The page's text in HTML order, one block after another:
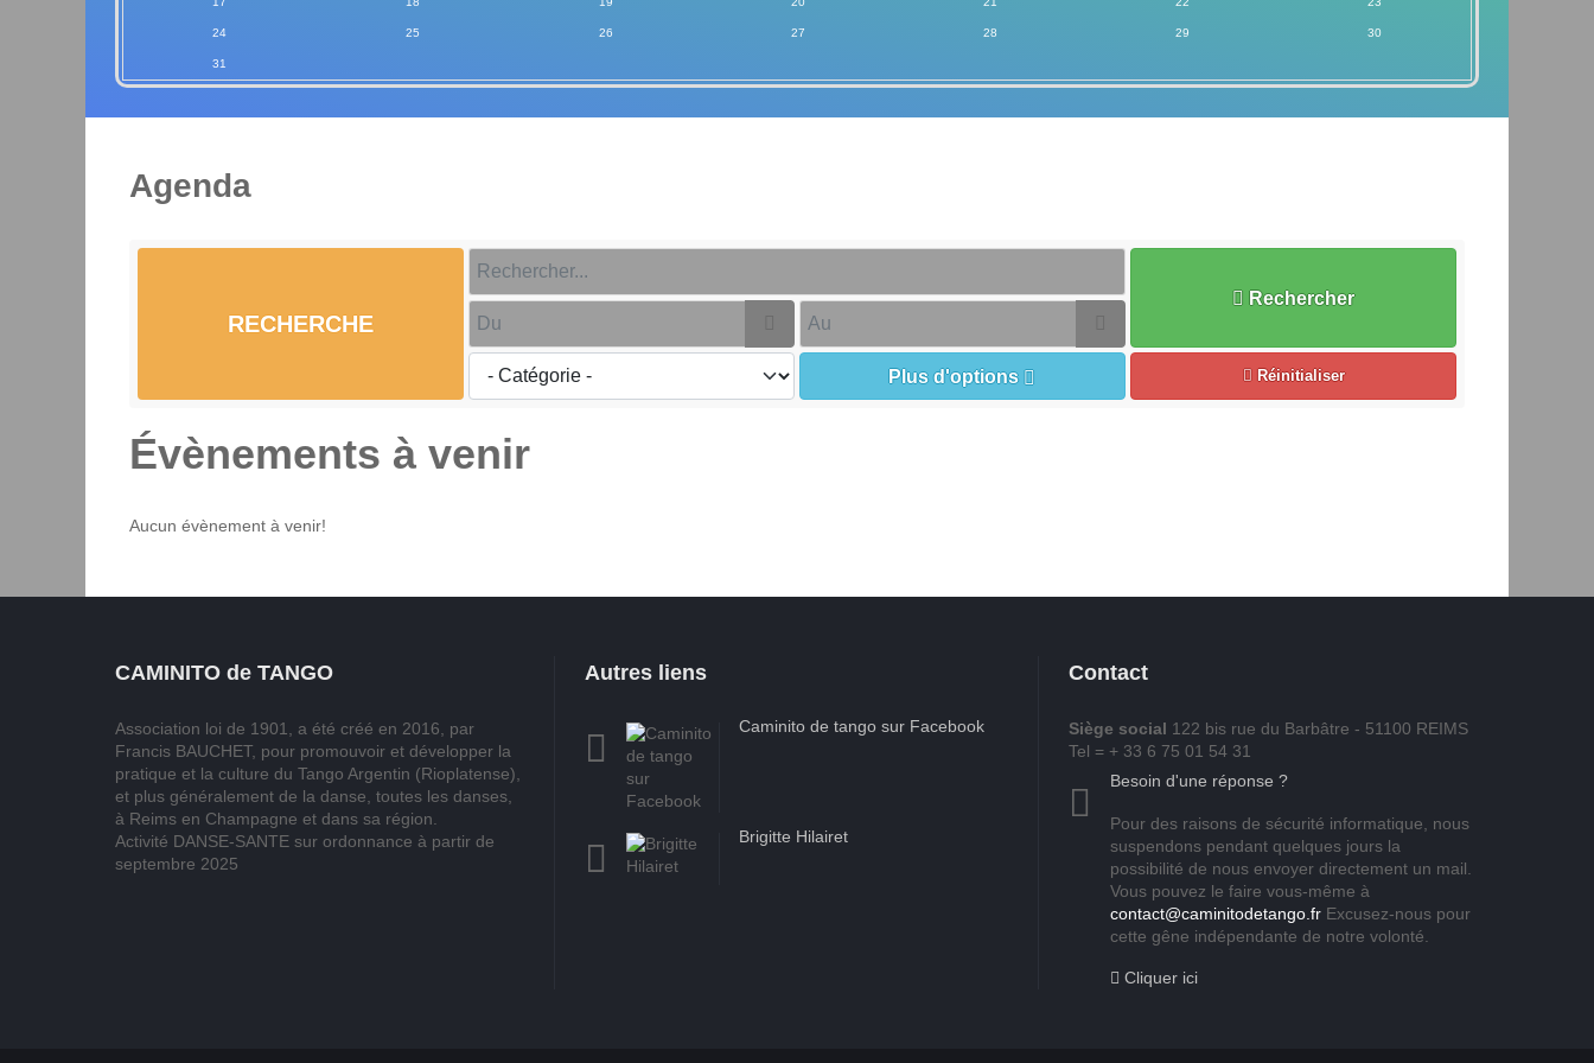
24 25 26 27 28 29 30
31
Agenda
RECHERCHE Ouvrir le calendrier
Plus d'options
Rechercher
Réinitialiser
Évènements à venir
Aucun évènement à venir!
CAMINITO de TANGO
Association loi de 1901, a été créé en 2016, par
Francis BAUCHET, pour promouvoir et développer la
pratique et la culture du Tango Argentin (Rioplatense),
et plus généralement de la danse, toutes les danses,
à Reims en Champagne et dans sa région.
Activité DANSE-SANTE sur ordonnance à partir de
septembre 2025
Autres liens
Caminito de tango sur Facebook
Brigitte Hilairet
Contact
Siège social 122 bis rue du Barbâtre - 51100 REIMS
Tel = + 33 6 75 01 54 31
Besoin d'une réponse ?
Pour des raisons de sécurité informatique, nous
suspendons pendant quelques jours la
possibilité de nous envoyer directement un mail.
Vous pouvez le faire vous-même à
contact@caminitodetango.fr Excusez-nous pour
cette gêne indépendante de notre volonté.
Cliquer ici